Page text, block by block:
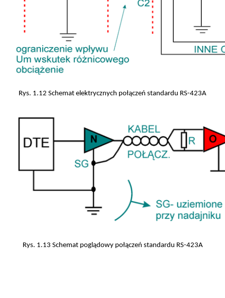
Rys. 1.12 Schemat elektrycznych połączeń standardu RS-423A
Rys. 1.13 Schemat poglądowy połączeń standardu RS-423A